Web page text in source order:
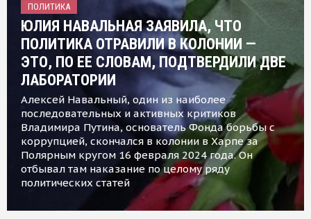
ПОЛИТИКА
ЮЛИЯ НАВАЛЬНАЯ ЗАЯВИЛА, ЧТО
ПОЛИТИКА ОТРАВИЛИ В КОЛОНИИ —
ЭТО, ПО ЕЕ СЛОВАМ, ПОДТВЕРДИЛИ ДВЕ
ЛАБОРАТОРИИ
Алексей Навальный, один из наиболее
последовательных и активных критиков
Владимира Путина, основатель Фонда борьбы с
коррупцией, скончался в колонии в Харпе за
Полярным кругом 16 февраля 2024 года. Он
отбывал там наказание по целому ряду
политических статей